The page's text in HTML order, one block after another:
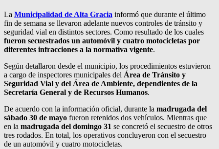
La Municipalidad de Alta Gracia informó que durante el último
fin de semana se llevaron adelante nuevos controles de tránsito y
seguridad vial en distintos sectores. Como resultado de los cuales
fueron secuestrados un automóvil y cuatro motocicletas por
diferentes infracciones a la normativa vigente.
Según detallaron desde el municipio, los procedimientos estuvieron
a cargo de inspectores municipales del Área de Tránsito y
Seguridad Vial y del Área de Ambiente, dependientes de la
Secretaría General y de Recursos Humanos.
De acuerdo con la información oficial, durante la madrugada del
sábado 30 de mayo fueron retenidos dos vehículos. Mientras que
en la madrugada del domingo 31 se concretó el secuestro de otros
tres rodados. En total, los operativos concluyeron con el secuestro
de un automóvil y cuatro motocicletas.